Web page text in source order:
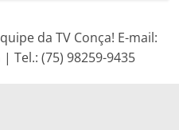
da TV Conça! E-mail:
Tel.: (75) 98259-9435